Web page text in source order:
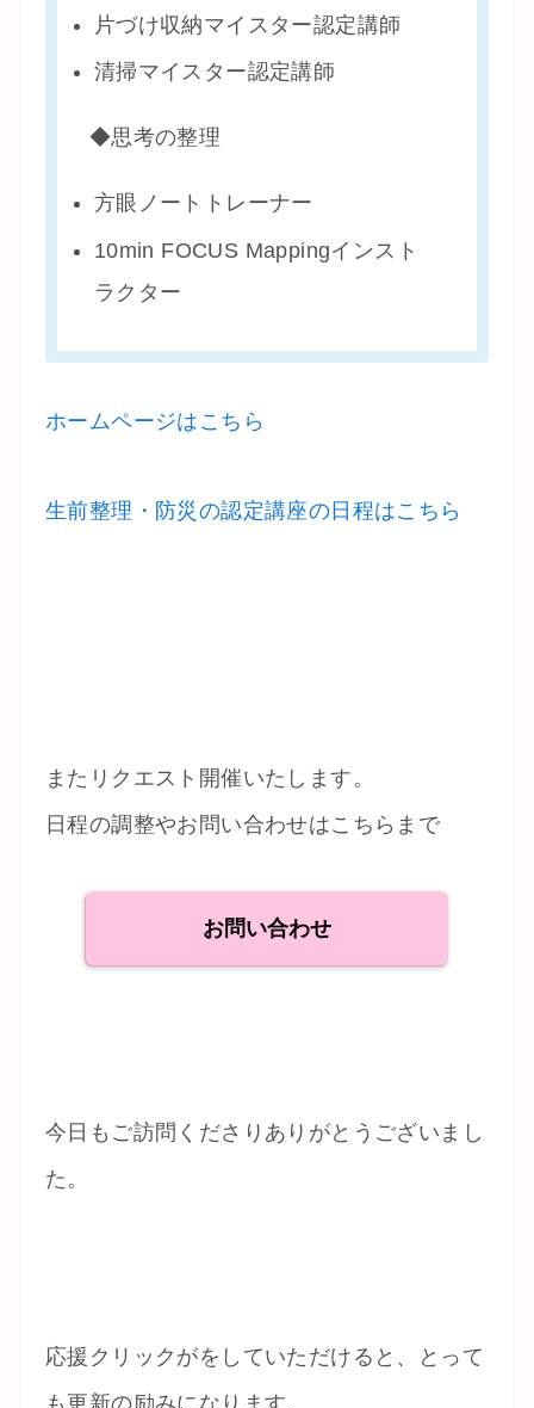
片づけ収納マイスター認定講師
清掃マイスター認定講師
◆思考の整理
方眼ノートトレーナー
10min FOCUS Mappingインスト
ラクター
ホームページはこちら
生前整理・防災の認定講座の日程はこちら
またリクエスト開催いたします。
日程の調整やお問い合わせはこちらまで
お問い合わせ
今日もご訪問くださりありがとうございまし
た。
応援クリックがをしていただけると、とって